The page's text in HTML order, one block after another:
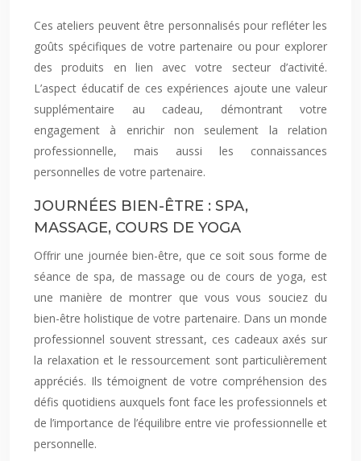
Ces ateliers peuvent être personnalisés pour refléter les
goûts spécifiques de votre partenaire ou pour explorer
des produits en lien avec votre secteur d’activité.
L’aspect éducatif de ces expériences ajoute une valeur
supplémentaire au cadeau, démontrant votre
engagement à enrichir non seulement la relation
professionnelle, mais aussi les connaissances
personnelles de votre partenaire.
JOURNÉES BIEN-ÊTRE : SPA,
MASSAGE, COURS DE YOGA
Offrir une journée bien-être, que ce soit sous forme de
séance de spa, de massage ou de cours de yoga, est
une manière de montrer que vous vous souciez du
bien-être holistique de votre partenaire. Dans un monde
professionnel souvent stressant, ces cadeaux axés sur
la relaxation et le ressourcement sont particulièrement
appréciés. Ils témoignent de votre compréhension des
défis quotidiens auxquels font face les professionnels et
de l’importance de l’équilibre entre vie professionnelle et
personnelle.